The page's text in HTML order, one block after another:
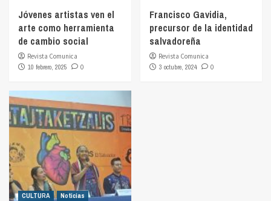
Jóvenes artistas ven el
arte como herramienta
de cambio social
Revista Comunica
10 febrero, 2025
0
Francisco Gavidia,
precursor de la identidad
salvadoreña
Revista Comunica
3 octubre, 2024
0
CULTURA
Noticias